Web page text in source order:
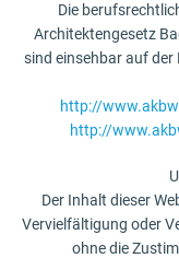
Die
Architektengesetz
sind einsehbar auf
http://
http://
Der Inhalt dieser
Vervielfältigung oder
ohne die